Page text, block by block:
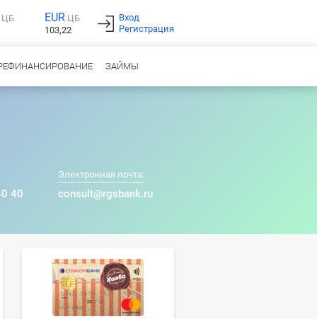
ЦБ EUR ЦБ
103,22
Вход
Регистрация
ЗАЙМЫ
40
Электронная почта:
consult@rgsbank.ru